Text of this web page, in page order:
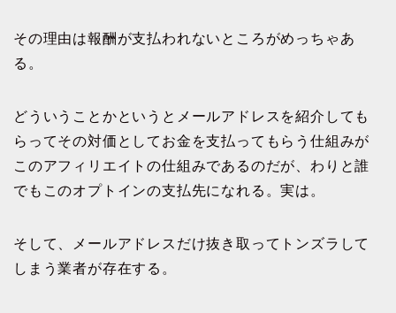
その理由は報酬が支払われないところがめっちゃあ
る。
どういうことかというとメールアドレスを紹介しても
らってその対価としてお金を支払ってもらう仕組みが
このアフィリエイトの仕組みであるのだが、わりと誰
でもこのオプトインの支払先になれる。実は。
そして、メールアドレスだけ抜き取ってトンズラして
しまう業者が存在する。